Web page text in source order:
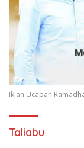
Iklan Ucapan
Taliabu